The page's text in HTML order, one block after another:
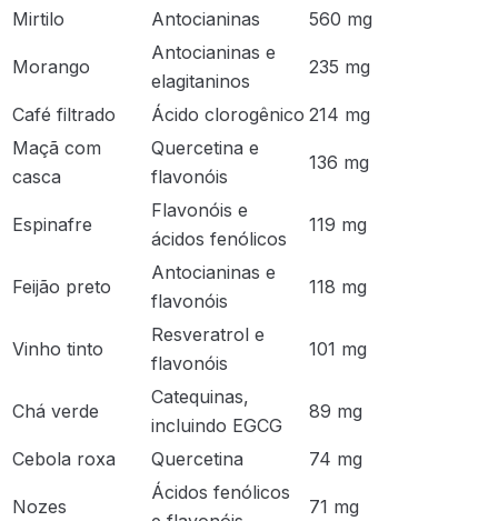
Mirtilo
Antocianinas 560 mg
Morango
Antocianinas e
elagitaninos
235 mg
Café filtrado Ácido clorogênico 214 mg
Maçã com
casca
Quercetina e
flavonóis
136 mg
Espinafre
Flavonóis e
ácidos fenólicos
119 mg
Feijão preto
Antocianinas e
flavonóis
118 mg
Vinho tinto
Resveratrol e
flavonóis
101 mg
Chá verde
Catequinas,
incluindo EGCG
89 mg
Cebola roxa Quercetina 74 mg
Nozes
Ácidos fenólicos
71 mg